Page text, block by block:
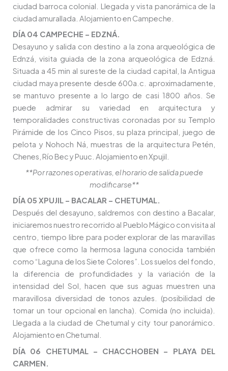
ciudad barroca colonial. Llegada y vista panorámica de la
ciudad amurallada. Alojamiento en Campeche.
DÍA 04 CAMPECHE – EDZNÁ.
Desayuno y salida con destino a la zona arqueológica de
Ednzá, visita guiada de la zona arqueológica de Edzná.
Situada a 45 min al sureste de la ciudad capital, la Antigua
ciudad maya presente desde 600a.c. aproximadamente,
se mantuvo presente a lo largo de casi 1800 años. Se
puede admirar su variedad en arquitectura y
temporalidades constructivas coronadas por su Templo
Pirámide de los Cinco Pisos, su plaza principal, juego de
pelota y Nohoch Ná, muestras de la arquitectura Petén,
Chenes, Río Bec y Puuc. Alojamiento en Xpujil.
**Por razones operativas, el horario de salida puede
modificarse**
DÍA 05 XPUJIL – BACALAR – CHETUMAL.
Después del desayuno, saldremos con destino a Bacalar,
iniciaremos nuestro recorrido al Pueblo Mágico con visita al
centro, tiempo libre para poder explorar de las maravillas
que ofrece como la hermosa laguna conocida también
como “Laguna de los Siete Colores”. Los suelos del fondo,
la diferencia de profundidades y la variación de la
intensidad del Sol, hacen que sus aguas muestren una
maravillosa diversidad de tonos azules. (posibilidad de
tomar un tour opcional en lancha). Comida (no incluida).
Llegada a la ciudad de Chetumal y city tour panorámico.
Alojamiento en Chetumal.
DÍA 06 CHETUMAL – CHACCHOBEN – PLAYA DEL
CARMEN.